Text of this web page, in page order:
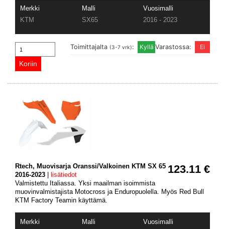
Merkki Malli
Vuosimalli
KTM
SX65 2016 - 2023
Varastossa:
Toimittajalta (3-7 vrk):
123.11 €
Rtech, Muovisarja Oranssi/Valkoinen KTM SX 65
2016-2023
lisätiedot
Valmistettu Italiassa. Yksi maailman isoimmista
muovinvalmistajista Motocross ja Enduropuolella. Myös Red Bull
KTM Factory Teamin käyttämä.
Merkki Malli
Vuosimalli